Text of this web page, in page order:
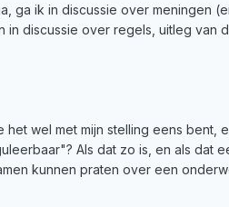
ga ik in discussie over meningen
in discussie over regels, uitleg
het wel met mijn stelling eens
Als dat zo is, en als dat
kunnen praten over een